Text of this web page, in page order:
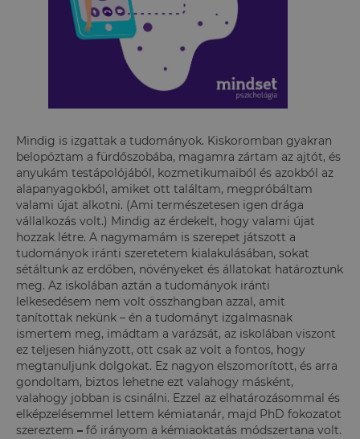
Mindig is izgattak a tudományok. Kiskoromban gyakran
belopóztam a fürdőszobába, magamra zártam az ajtót, és
anyukám testápolójából, kozmetikumaiból és azokból az
alapanyagokból, amiket ott találtam, megpróbáltam
valami újat alkotni. (Ami természetesen igen drága
vállalkozás volt.) Mindig az érdekelt, hogy valami újat
hozzak létre. A nagymamám is szerepet játszott a
tudományok iránti szeretetem kialakulásában, sokat
sétáltunk az erdőben, növényeket és állatokat határoztunk
meg. Az iskolában aztán a tudományok iránti
lelkesedésem nem volt összhangban azzal, amit
tanítottak nekünk – én a tudományt izgalmasnak
ismertem meg, imádtam a varázsát, az iskolában viszont
ez teljesen hiányzott, ott csak az volt a fontos, hogy
megtanuljunk dolgokat. Ez nagyon elszomorított, és arra
gondoltam, biztos lehetne ezt valahogy másként,
valahogy jobban is csinálni. Ezzel az elhatározásommal és
elképzelésemmel lettem kémiatanár, majd PhD fokozatot
szereztem – fő irányom a kémiaoktatás módszertana volt.